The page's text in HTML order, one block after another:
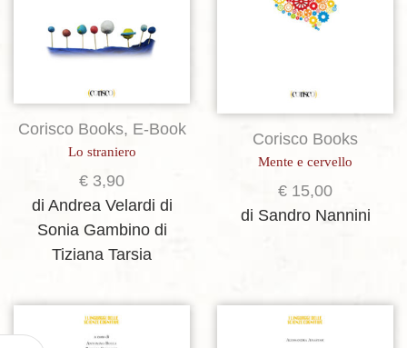
Corisco Books, E-Book
Lo straniero
€ 3,90
di Andrea Velardi di
Sonia Gambino di
Tiziana Tarsia
Corisco Books
Mente e cervello
€ 15,00
di Sandro Nannini